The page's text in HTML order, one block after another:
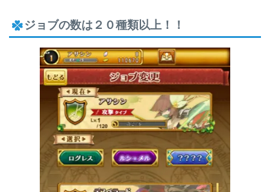
ジョブの数は２０種類以上！！